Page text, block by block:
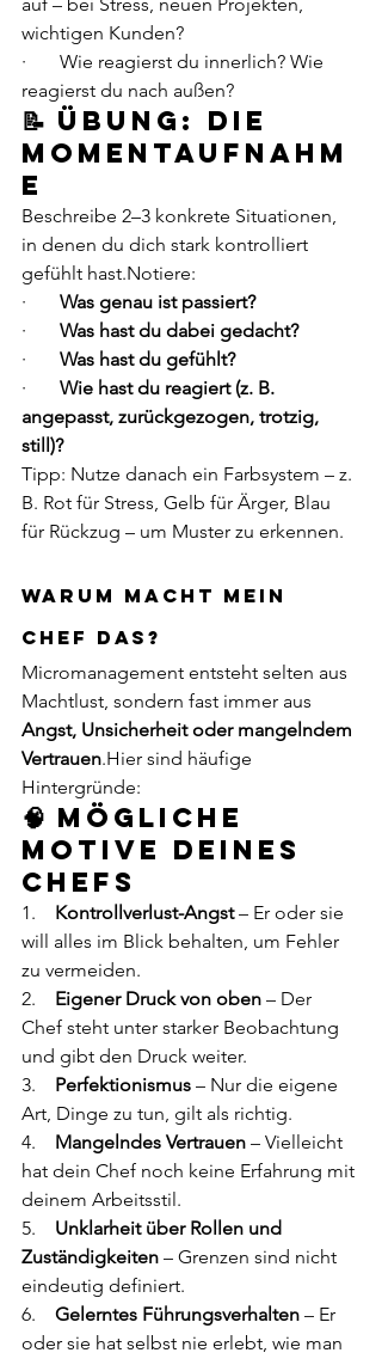
auf – bei Stress, neuen Projekten,
wichtigen Kunden?
·       Wie reagierst du innerlich? Wie
reagierst du nach außen?
📝 Übung: Die
Momentaufnahm
e
Beschreibe 2–3 konkrete Situationen,
in denen du dich stark kontrolliert
gefühlt hast.Notiere:
· Was genau ist passiert?
· Was hast du dabei gedacht?
· Was hast du gefühlt?
· Wie hast du reagiert (z. B.
angepasst, zurückgezogen, trotzig,
still)?
Tipp: Nutze danach ein Farbsystem – z.
B. Rot für Stress, Gelb für Ärger, Blau
für Rückzug – um Muster zu erkennen.
Warum macht mein
Chef das?
Micromanagement entsteht selten aus
Machtlust, sondern fast immer aus
Angst, Unsicherheit oder mangelndem
Vertrauen.Hier sind häufige
Hintergründe:
🧠 Mögliche
Motive deines
Chefs
1. Kontrollverlust-Angst – Er oder sie
will alles im Blick behalten, um Fehler
zu vermeiden.
2. Eigener Druck von oben – Der
Chef steht unter starker Beobachtung
und gibt den Druck weiter.
3. Perfektionismus – Nur die eigene
Art, Dinge zu tun, gilt als richtig.
4. Mangelndes Vertrauen – Vielleicht
hat dein Chef noch keine Erfahrung mit
deinem Arbeitsstil.
5. Unklarheit über Rollen und
Zuständigkeiten – Grenzen sind nicht
eindeutig definiert.
6. Gelerntes Führungsverhalten – Er
oder sie hat selbst nie erlebt, wie man